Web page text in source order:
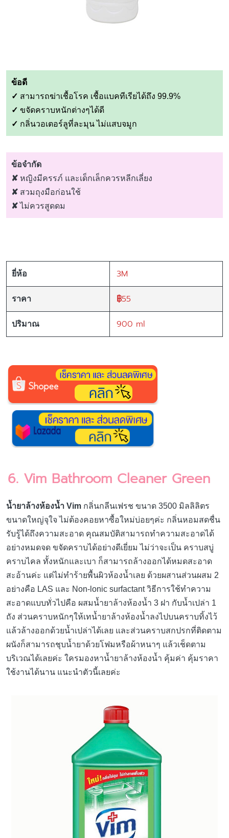
ข้อดี
✓ สามารถฆ่าเชื้อโรค เชื้อแบคทีเรียได้ถึง 99.9%
✓ ขจัดคราบหนักต่างๆได้ดี
✓ กลิ่นวอเตอร์ลูที่ละมุน ไม่แสบจมูก
ข้อจำกัด
✘ หญิงมีครรภ์ และเด็กเล็กควรหลีกเลี่ยง
✘ สวมถุงมือก่อนใช้
✘ไม่ควรสูดดม
ยี่ห้อ 3M
ราคา ฿55
ปริมาณ 900 ml
6. Vim Bathroom Cleaner Green
น้ำยาล้างห้องน้ำ Vim กลิ่นกลีนเฟรช ขนาด 3500 มิลลิลิตร
ขนาดใหญ่จุใจ ไม่ต้องคอยหาซื้อใหม่บ่อยๆค่ะ กลิ่นหอมสดชื่น
รับรู้ได้ถึงความสะอาด คุณสมบัติสามารถทำความสะอาดได้
อย่างหมดจด ขจัดคราบได้อย่างดีเยี่ยม ไม่ว่าจะเป็น คราบสบู่
คราบไคล ทั้งหนักและเบา ก็สามารถล้างออกได้หมดสะอาด
สะอ้านค่ะ แต่ไม่ทำร้ายพื้นผิวห้องน้ำเลย ด้วยผสานส่วนผสม 2
อย่างคือ LAS และ Non-lonic surfactant วิธีการใช้ทำความ
สะอาดแบบทั่วไปคือ ผสมน้ำยาล้างห้องน้ำ 3 ฝา กับน้ำเปล่า 1
ถัง ส่วนคราบหนักๆให้เทน้ำยาล้างห้องน้ำลงไปบนคราบทิ้งไว้
แล้วล้างออกด้วยน้ำเปล่าได้เลย และส่วนคราบสกปรกที่ติดตาม
ผนังก็สามารถชุบน้ำยาด้วยโฟมหรือผ้าหนาๆ แล้วเช็ดตาม
บริเวณได้เลยค่ะ ใครมองหาน้ำยาล้างห้องน้ำ คุ้มค่า คุ้มราคา
ใช้งานได้นาน แนะนำตัวนี้เลยค่ะ